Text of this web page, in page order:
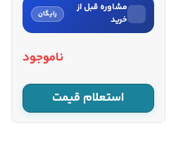
مشاوره قبل از
خرید
رایگان
نام خانوادگی
شماره موبایل
ناموجود
استعلام قیمت